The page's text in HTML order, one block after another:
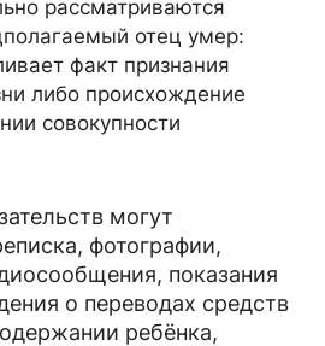
рассматриваются
отец умер:
факт признания
либо происхождение
совокупности
могут
фотографии,
показания
о переводах средств
ребёнка,